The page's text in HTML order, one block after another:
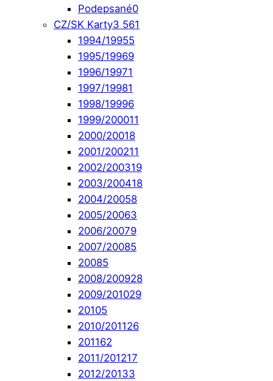
Podepsané0
CZ/SK Karty3 561
1994/19955
1995/19969
1996/19971
1997/19981
1998/19996
1999/200011
2000/20018
2001/200211
2002/200319
2003/200418
2004/20058
2005/20063
2006/20079
2007/20085
20085
2008/200928
2009/201029
20105
2010/201126
201162
2011/201217
2012/20133